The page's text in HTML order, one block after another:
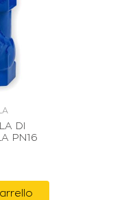
DI
PN16